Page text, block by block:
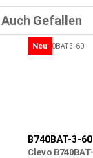
Gefallen
Neu
B740BAT-3-60
Clevo